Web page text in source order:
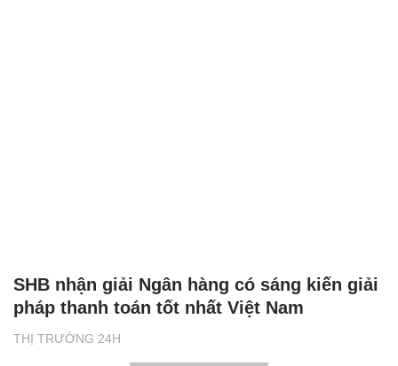
THỊ TRƯỜNG 24H
SHB nhận giải Ngân hàng có sáng kiến giải
pháp thanh toán tốt nhất Việt Nam